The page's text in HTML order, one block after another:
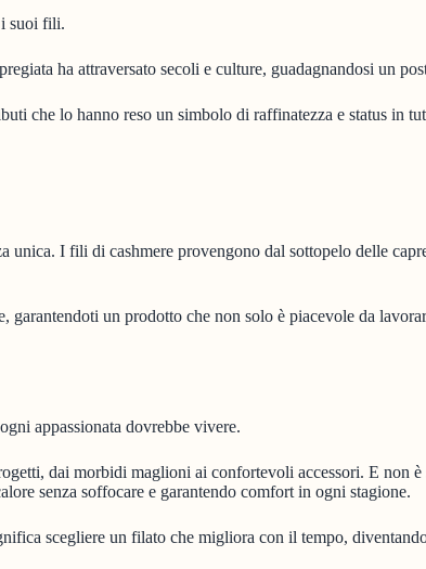
i suoi fili.
ha attraversato secoli e culture, guadagnandosi un
che lo hanno reso un simbolo di raffinatezza e status in
unica. I fili di cashmere provengono dal sottopelo delle
un prodotto che non solo è piacevole da
appassionata dovrebbe vivere.
dai morbidi maglioni ai confortevoli accessori. E non
senza soffocare e garantendo comfort in ogni stagione.
scegliere un filato che migliora con il tempo,